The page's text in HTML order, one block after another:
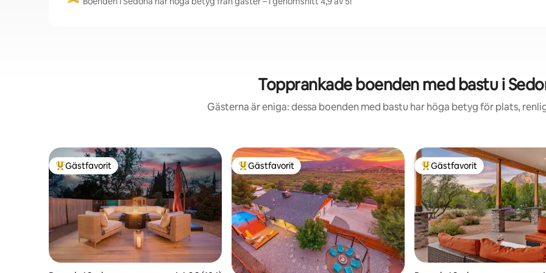
Topprankade boenden med bastu i
Gästerna är eniga: dessa boenden med bastu har höga betyg för plats,
Populär gästfavorit
Gästfavorit Populär gästfavorit
Gästfavorit Populär gästfavorit
Gästfavorit